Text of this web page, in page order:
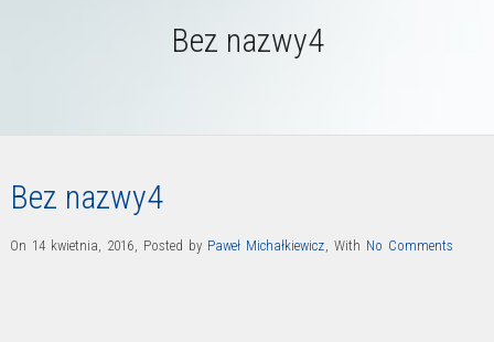
Bez nazwy4
Bez nazwy4
On 14 kwietnia, 2016, Posted by Paweł Michałkiewicz, With No Comments